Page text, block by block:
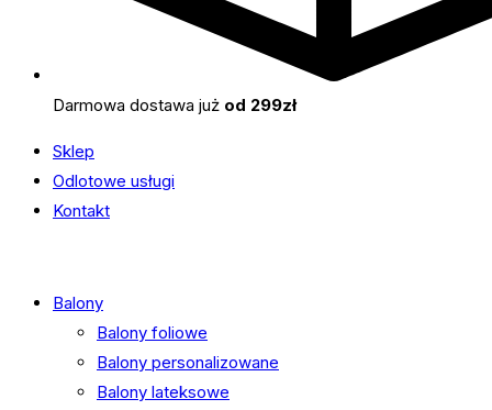
Darmowa dostawa już od 299zł
Sklep
Odlotowe usługi
Kontakt
Balony
Balony foliowe
Balony personalizowane
Balony lateksowe